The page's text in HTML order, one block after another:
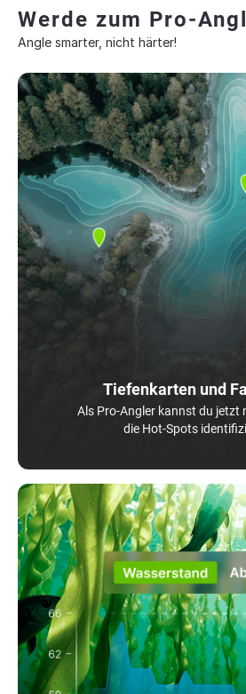
Werde zum Pro-
Angle smarter, nicht härter!
Tiefenkarten und
Als Pro-Angler kannst du jetzt
die Hot-Spots